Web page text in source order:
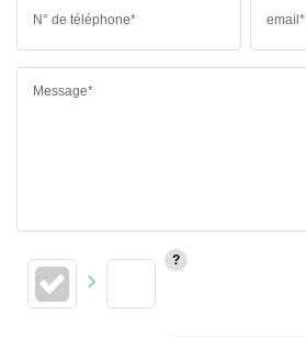
N° de téléphone* email*
Message*